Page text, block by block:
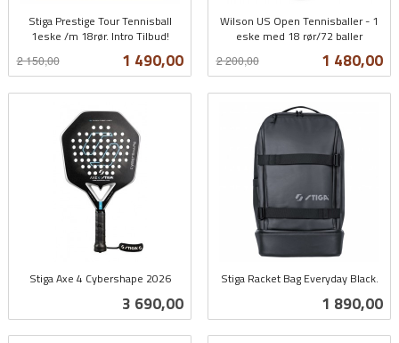
Stiga Prestige Tour Tennisball
1eske /m 18rør. Intro Tilbud!
Tilbud
1 490,00
2 150,00
mva.
Wilson US Open Tennisballer - 1
eske med 18 rør/72 baller
Tilbud
1 480,00
2 200,00
mva.
Stiga Axe 4 Cybershape 2026
Pris
3 690,00
Stiga Racket Bag Everyday Black.
Pris
1 890,00